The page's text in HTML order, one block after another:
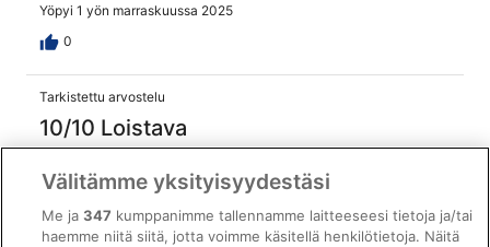
Yöpyi 1 yön marraskuussa 2025
0
Tarkistettu arvostelu
10/10 Loistava
27.10.2025
Hyvää: Siisteys, henkilökunta ja palvelu, majoituspaikan kunto
ja tilat ja huoneen mukavuus
Välitämme yksityisyydestäsi
Me ja347 kumppanimme tallennamme laitteeseesi tietoja ja/tai
haemme niitä siitä, jotta voimme käsitellä henkilötietoja. Näitä